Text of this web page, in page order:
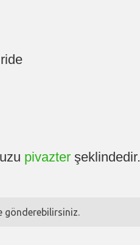
pivazterşeklindedir.
gönderebilirsiniz.